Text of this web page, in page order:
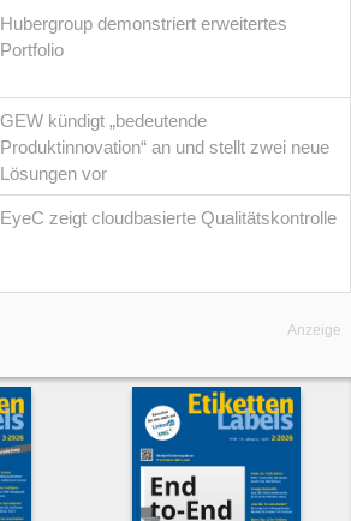
Hubergroup demonstriert erweitertes
Portfolio
GEW kündigt „bedeutende
Produktinnovation“ an und stellt zwei neue
Lösungen vor
EyeC zeigt cloudbasierte Qualitätskontrolle
Anzeige